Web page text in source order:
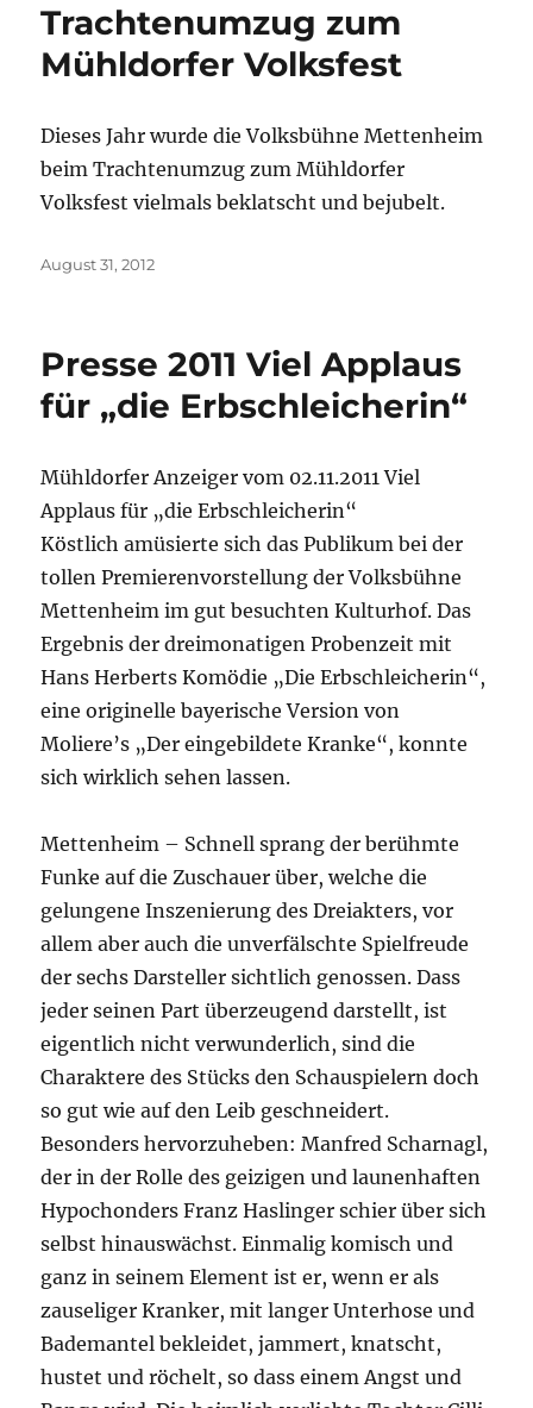
Trachtenumzug zum
Mühldorfer Volksfest
Dieses Jahr wurde die Volksbühne Mettenheim
beim Trachtenumzug zum Mühldorfer
Volksfest vielmals beklatscht und bejubelt.
Veröffentlicht
August 31, 2012
Presse 2011 Viel Applaus
für „die Erbschleicherin“
Mühldorfer Anzeiger vom 02.11.2011 Viel
Applaus für „die Erbschleicherin“
Köstlich amüsierte sich das Publikum bei der
tollen Premierenvorstellung der Volksbühne
Mettenheim im gut besuchten Kulturhof. Das
Ergebnis der dreimonatigen Probenzeit mit
Hans Herberts Komödie „Die Erbschleicherin“,
eine originelle bayerische Version von
Moliere’s „Der eingebildete Kranke“, konnte
sich wirklich sehen lassen.
Mettenheim – Schnell sprang der berühmte
Funke auf die Zuschauer über, welche die
gelungene Inszenierung des Dreiakters, vor
allem aber auch die unverfälschte Spielfreude
der sechs Darsteller sichtlich genossen. Dass
jeder seinen Part überzeugend darstellt, ist
eigentlich nicht verwunderlich, sind die
Charaktere des Stücks den Schauspielern doch
so gut wie auf den Leib geschneidert.
Besonders hervorzuheben: Manfred Scharnagl,
der in der Rolle des geizigen und launenhaften
Hypochonders Franz Haslinger schier über sich
selbst hinauswächst. Einmalig komisch und
ganz in seinem Element ist er, wenn er als
zauseliger Kranker, mit langer Unterhose und
Bademantel bekleidet, jammert, knatscht,
hustet und röchelt, so dass einem Angst und